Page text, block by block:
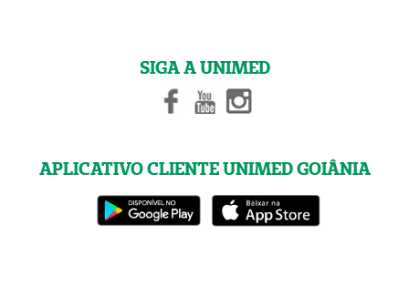
SIGA A UNIMED
APLICATIVO CLIENTE UNIMED GOIÂNIA